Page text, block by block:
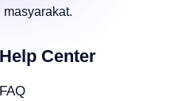
Help Center
FAQ